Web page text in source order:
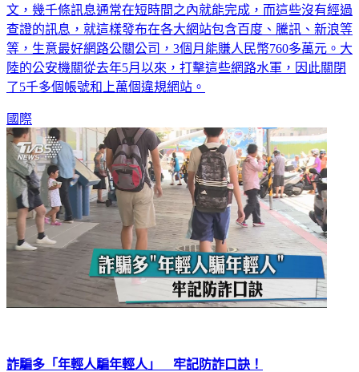
文，幾千條訊息通常在短時間之內就能完成，而這些沒有經過
查證的訊息，就這樣發布在各大網站包含百度、騰訊、新浪等
等，生意最好網路公關公司，3個月能賺人民幣760多萬元。大
陸的公安機關從去年5月以來，打擊這些網路水軍，因此關閉
了5千多個帳號和上萬個違規網站。
國際
詐騙多「年輕人騙年輕人」 牢記防詐口訣！